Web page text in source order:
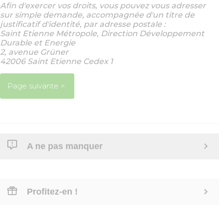
Afin d'exercer vos droits, vous pouvez vous adresser
sur simple demande, accompagnée d'un titre de
justificatif d'identité, par adresse postale :
Saint Etienne Métropole, Direction Développement
Durable et Energie
2, avenue Grüner
42006 Saint Etienne Cedex 1
Profitez-en !
A ne pas manquer